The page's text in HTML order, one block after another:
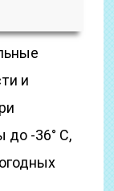
и
-36° C,